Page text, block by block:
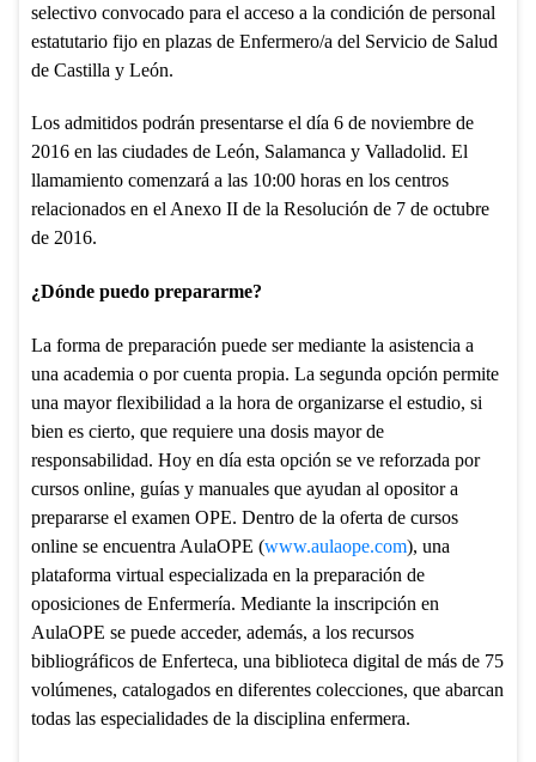
selectivo convocado para el acceso a la condición de personal
estatutario fijo en plazas de Enfermero/a del Servicio de Salud
de Castilla y León.
Los admitidos podrán presentarse el día 6 de noviembre de
2016 en las ciudades de León, Salamanca y Valladolid. El
llamamiento comenzará a las 10:00 horas en los centros
relacionados en el Anexo II de la Resolución de 7 de octubre
de 2016.
¿Dónde puedo prepararme?
La forma de preparación puede ser mediante la asistencia a
una academia o por cuenta propia. La segunda opción permite
una mayor flexibilidad a la hora de organizarse el estudio, si
bien es cierto, que requiere una dosis mayor de
responsabilidad. Hoy en día esta opción se ve reforzada por
cursos online, guías y manuales que ayudan al opositor a
prepararse el examen OPE. Dentro de la oferta de cursos
online se encuentra AulaOPE (www.aulaope.com), una
plataforma virtual especializada en la preparación de
oposiciones de Enfermería. Mediante la inscripción en
AulaOPE se puede acceder, además, a los recursos
bibliográficos de Enferteca, una biblioteca digital de más de 75
volúmenes, catalogados en diferentes colecciones, que abarcan
todas las especialidades de la disciplina enfermera.